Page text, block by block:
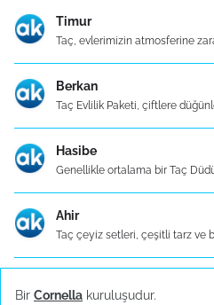
Timur
Taç, evlerimizin atmosferine
Berkan
Taç Evlilik Paketi, çiftlere
Hasibe
Genellikle ortalama bir Taç
Ahir
Taç çeyiz setleri, çeşitli tarz ve
Taç tencere setleri, evlerdeki
Bir Cornella kuruluşudur.